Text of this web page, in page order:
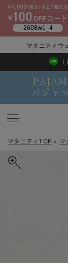
戻る
戻る
戻る
戻る
マタニティ ドレス
戻る
戻る
戻る
戻る
【アウトレット】ト
戻る
戻る
マタニティウ
送料495
マタニティTOP ＞ マ
エンパイアライン